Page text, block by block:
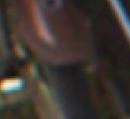
is ruim een
gaat op aan internet
met 78 minuten per
47 minuten per dag,
is 23% al
media. Verder
gevarieerder.